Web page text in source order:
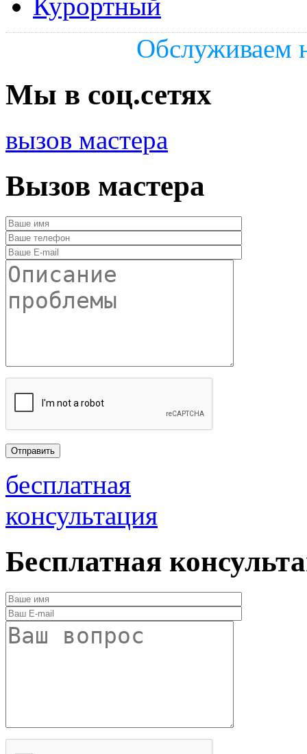
Обслуживаем
Мы в соц.сетях
вызов мастера
Вызов мастера
бесплатная
консультация
Бесплатная